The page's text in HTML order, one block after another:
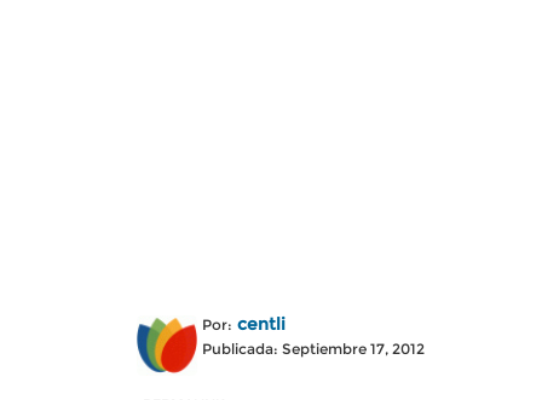
Por: centli
Publicada: Septiembre 17, 2012